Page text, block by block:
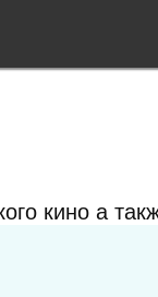
кино а